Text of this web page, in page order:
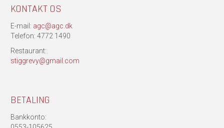
KONTAKT OS
E-mail: agc@agc.dk
Telefon: 4772 1490
Restaurant:
stiggrevy@gmail.com
BETALING
Bankkonto: